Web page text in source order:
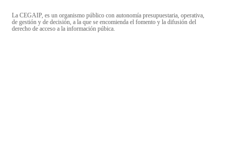
La CEGAIP, es un organismo público con autonomía presupuestaria, operativa,
de gestión y de decisión, a la que se encomienda el fomento y la difusión del
derecho de acceso a la información púbica.